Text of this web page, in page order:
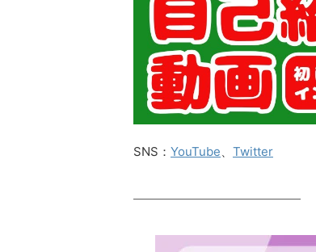
SNS： YouTube Twitter